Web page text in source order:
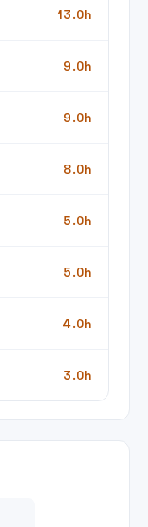
13.0h
9.0h
9.0h
8.0h
5.0h
5.0h
4.0h
3.0h